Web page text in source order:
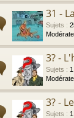
31 -
Sujets :
3? -
Sujets : 1
3? -
Sujets : 1